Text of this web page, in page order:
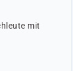
mit